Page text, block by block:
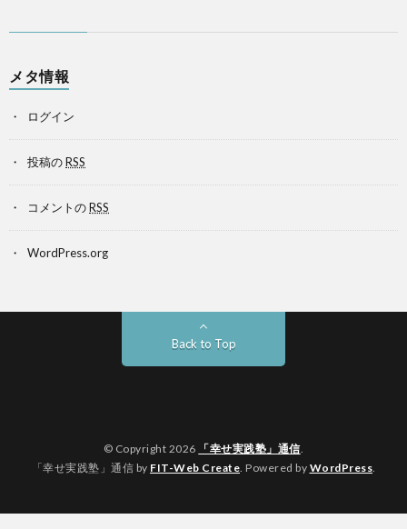
メタ情報
ログイン
投稿のRSS
コメントのRSS
WordPress.org
Back to Top
© Copyright 2026 「幸せ実践塾」通信.
「幸せ実践塾」通信 by FIT-Web Create. Powered by WordPress.